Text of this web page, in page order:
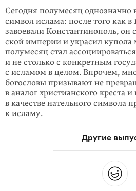
Сегодня полумесяц однозначно
символ ислама: после того как в
завоевали Константинополь,
ской империи и украсил купола
полумесяц стал
и не столько с конкретным
с исла­мом в целом. Впрочем,
богословы призывают не
в аналог христианского креста и
в качестве нательного символа
к исламу.
Другие